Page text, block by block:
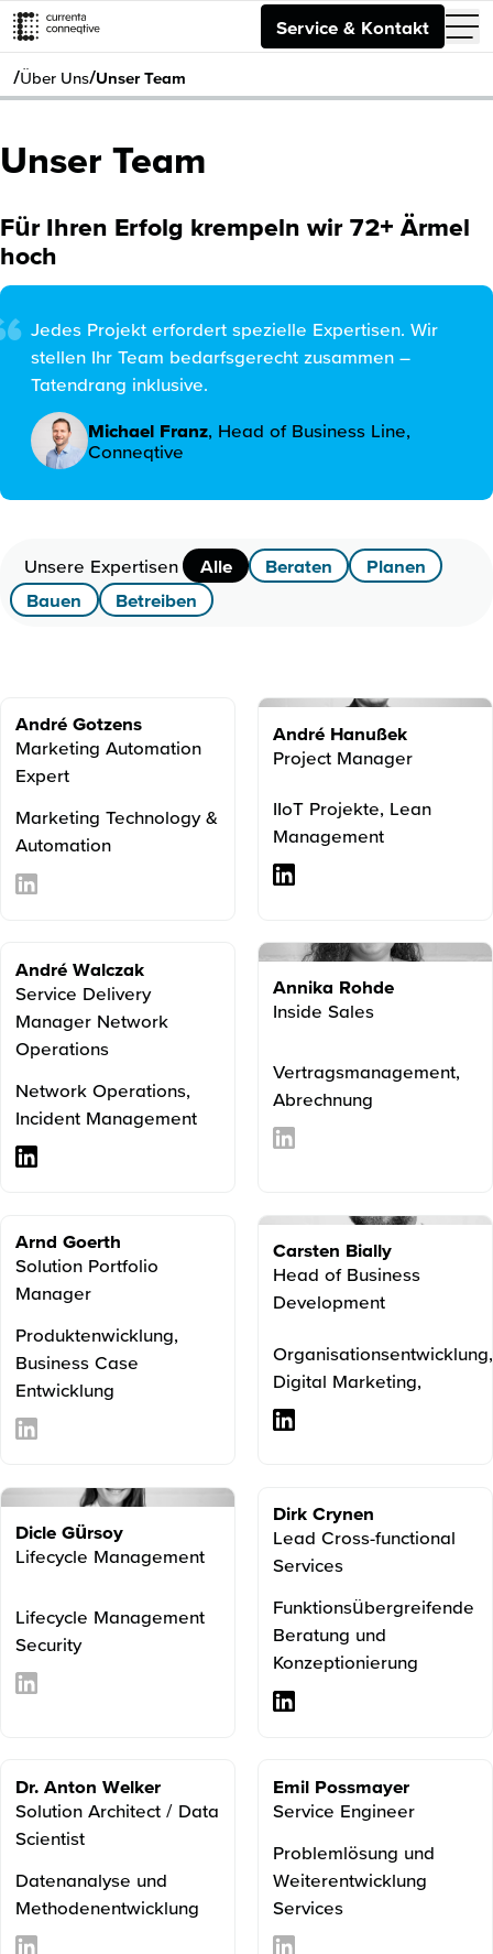
Service & Kontakt
/Über Uns/Unser Team
Unser Team
Für Ihren Erfolg krempeln wir 72+ Ärmel
hoch
Jedes Projekt erfordert spezielle Expertisen. Wir
stellen Ihr Team bedarfsgerecht zusammen –
Tatendrang inklusive.
Michael Franz, Head of Business Line,
Conneqtive
Unsere Expertisen Alle Beraten
Planen
Bauen
Betreiben
André Gotzens
Marketing Automation
Expert
Marketing Technology &
Automation
André Hanußek
Project Manager
IIoT Projekte, Lean
Management
André Walczak
Service Delivery
Manager Network
Operations
Network Operations,
Incident Management
Annika Rohde
Inside Sales
Vertragsmanagement,
Abrechnung
Arnd Goerth
Solution Portfolio
Manager
Produktenwicklung,
Business Case
Entwicklung
Carsten Bially
Head of Business
Development
Organisationsentwicklung,
Digital Marketing,
Dicle Gürsoy
Lifecycle Management
Lifecycle Management
Security
Dirk Crynen
Lead Cross-functional
Services
Funktionsübergreifende
Beratung und
Konzeptionierung
Dr. Anton Welker
Solution Architect / Data
Scientist
Datenanalyse und
Methodenentwicklung
Emil Possmayer
Service Engineer
Problemlösung und
Weiterentwicklung
Services